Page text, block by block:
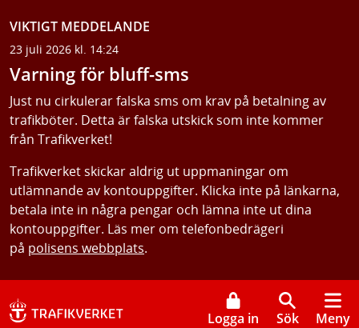
VIKTIGT MEDDELANDE
23 juli 2026 kl. 14:24
Varning för bluff-sms
Just nu cirkulerar falska sms om krav på betalning av
trafikböter. Detta är falska utskick som inte kommer
från Trafikverket!
Trafikverket skickar aldrig ut uppmaningar om
utlämnande av kontouppgifter. Klicka inte på länkarna,
betala inte in några pengar och lämna inte ut dina
kontouppgifter. Läs mer om telefonbedrägeri
på polisens webbplats.
Logga in Sök Meny